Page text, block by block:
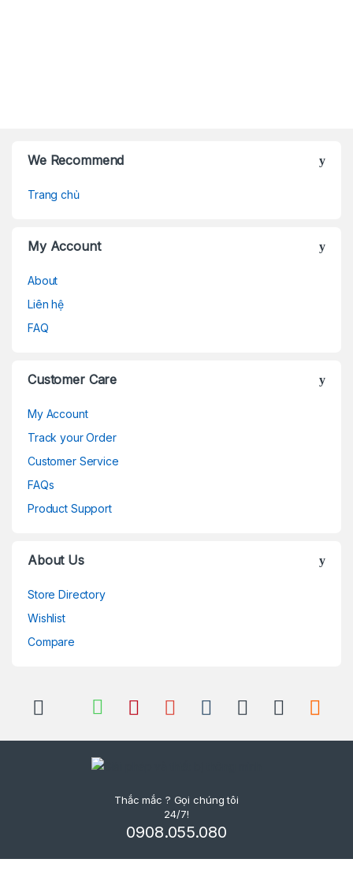
We Recommend
Trang chủ
My Account
About
Liên hệ
FAQ
Customer Care
My Account
Track your Order
Customer Service
FAQs
Product Support
About Us
Store Directory
Wishlist
Compare
Thắc mắc ? Gọi chúng tôi
24/7!
0908.055.080